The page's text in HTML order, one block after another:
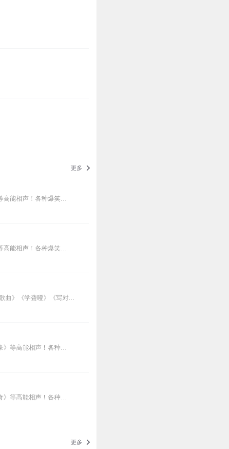
更多
高能相声！各种爆笑...
高能相声！各种爆笑...
曲》《学聋哑》《写对...
》等高能相声！各种...
》等高能相声！各种...
更多